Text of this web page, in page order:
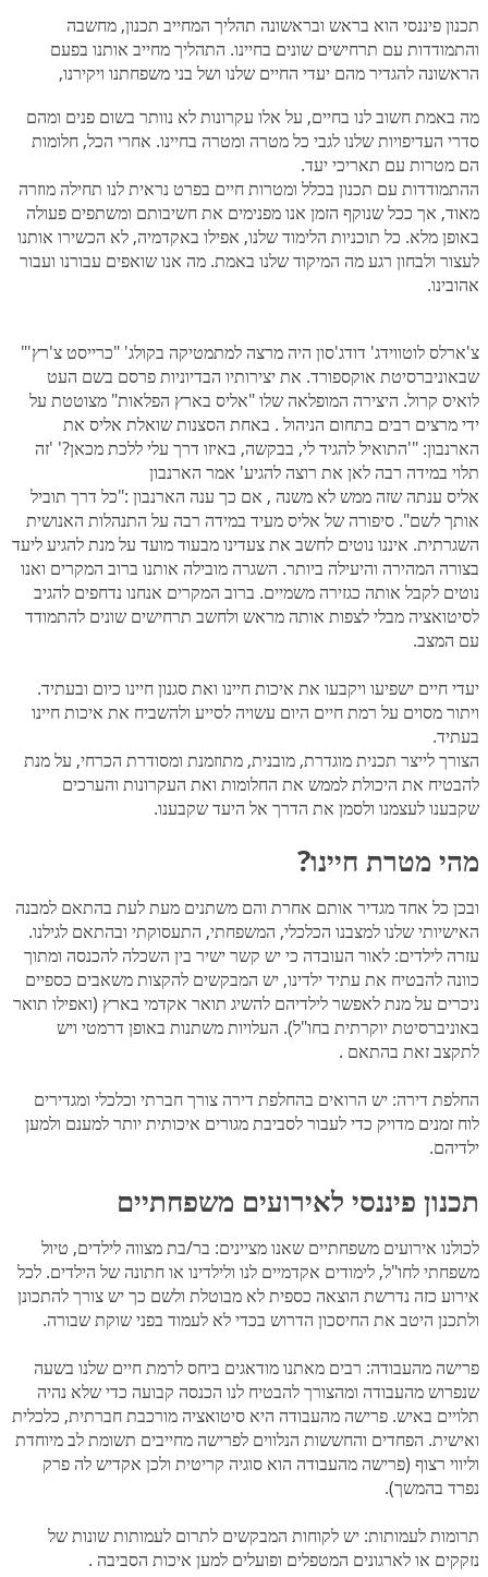
תכנון פיננסי הוא בראש ובראשונה תהליך המחייב תכנון, מחשבה
והתמודדות עם תרחישים שונים בחיינו. התהליך מחייב אותנו בפעם
הראשונה להגדיר מהם יעדי החיים שלנו ושל בני משפחתנו ויקירנו,
מה באמת חשוב לנו בחיים, על אלו עקרונות לא נוותר בשום פנים ומהם
סדרי העדיפויות שלנו לגבי כל מטרה ומטרה בחיינו. אחרי הכל, חלומות
הם מטרות עם תאריכי יעד.
ההתמודדות עם תכנון בכלל ומטרות חיים בפרט נראית לנו תחילה מוזרה
מאוד, אך ככל שנוקף הזמן אנו מפנימים את חשיבותם ומשתפים פעולה
באופן מלא. כל תוכניות הלימוד שלנו, אפילו באקדמיה, לא הכשירו אותנו
לעצור ולבחון רגע מה המיקוד שלנו באמת. מה אנו שואפים עבורנו ועבור
אהובינו.
צ'ארלס לוטווידג' דודג'סון היה מרצה למתמטיקה בקולג' "כרייסט צ'רץ'"
שבאוניברסיטת אוקספורד. את יצירותיו הבדיוניות פרסם בשם העט
לואיס קרול. היצירה המופלאה שלו "אליס בארץ הפלאות" מצוטטת על
ידי מרצים רבים בתחום הניהול . באחת הסצנות שואלת אליס את
הארנבון: "'התואיל להגיד לי, בבקשה, באיזו דרך עלי ללכת מכאן?' 'זה
תלוי במידה רבה לאן את רוצה להגיע' אמר הארנבון
אליס ענתה שזה ממש לא משנה , אם כך ענה הארנבון :"כל דרך תוביל
אותך לשם". סיפורה של אליס מעיד במידה רבה על התנהלות האנושית
השגרתית. איננו נוטים לחשב את צעדינו מבעוד מועד על מנת להגיע ליעד
בצורה המהירה והיעילה ביותר. השגרה מובילה אותנו ברוב המקרים ואנו
נוטים לקבל אותה כגזירה משמיים. ברוב המקרים אנחנו נדחפים להגיב
לסיטואציה מבלי לצפות אותה מראש ולחשב תרחישים שונים להתמודד
עם המצב.
יעדי חיים ישפיעו ויקבעו את איכות חיינו ואת סגנון חיינו כיום ובעתיד.
ויתור מסוים על רמת חיים היום עשויה לסייע ולהשביח את איכות חיינו
בעתיד.
הצורך לייצר תכנית מוגדרת, מובנית, מתוזמנת ומסודרת הכרחי, על מנת
להבטיח את היכולת לממש את החלומות ואת העקרונות והערכים
שקבענו לעצמנו ולסמן את הדרך אל היעד שקבענו.
מהי מטרת חיינו?
ובכן כל אחד מגדיר אותם אחרת והם משתנים מעת לעת בהתאם למבנה
האישיותי שלנו למצבנו הכלכלי, המשפחתי, התעסוקתי ובהתאם לגילנו.
עזרה לילדים: לאור העובדה כי יש קשר ישיר בין השכלה להכנסה ומתוך
כוונה להבטיח את עתיד ילדינו, יש המבקשים להקצות משאבים כספיים
ניכרים על מנת לאפשר לילדיהם להשיג תואר אקדמי בארץ (ואפילו תואר
באוניברסיטת יוקרתית בחו"ל). העלויות משתנות באופן דרמטי ויש
לתקצב זאת בהתאם .
החלפת דירה: יש הרואים בהחלפת דירה צורך חברתי וכלכלי ומגדירים
לוח זמנים מדויק כדי לעבור לסביבת מגורים איכותית יותר למענם ולמען
ילדיהם.
תכנון פיננסי לאירועים משפחתיים
לכולנו אירועים משפחתיים שאנו מציינים: בר/בת מצווה לילדים, טיול
משפחתי לחו"ל, לימודים אקדמיים לנו ולילדינו או חתונה של הילדים. לכל
אירוע כזה נדרשת הוצאה כספית לא מבוטלת ולשם כך יש צורך להתכונן
ולתכנן היטב את החיסכון הדרוש בכדי לא לעמוד בפני שוקת שבורה.
פרישה מהעבודה: רבים מאתנו מודאגים ביחס לרמת חיים שלנו בשעה
שנפרוש מהעבודה ומהצורך להבטיח לנו הכנסה קבועה כדי שלא נהיה
תלויים באיש. פרישה מהעבודה היא סיטואציה מורכבת חברתית, כלכלית
ואישית. הפחדים והחששות הנלווים לפרישה מחייבים תשומת לב מיוחדת
וליווי רצוף (פרישה מהעבודה הוא סוגיה קריטית ולכן אקדיש לה פרק
נפרד בהמשך).
תרומות לעמותות: יש לקוחות המבקשים לתרום לעמותות שונות של
נזקקים או לארגונים המטפלים ופועלים למען איכות הסביבה .